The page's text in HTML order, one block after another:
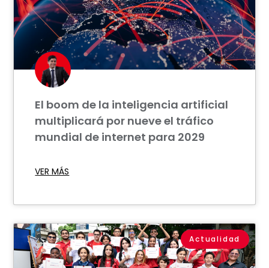
El boom de la inteligencia artificial
multiplicará por nueve el tráfico
mundial de internet para 2029
VER MÁS
Actualidad